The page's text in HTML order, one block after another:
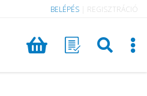
BELÉPÉS REGISZTRÁCIÓ